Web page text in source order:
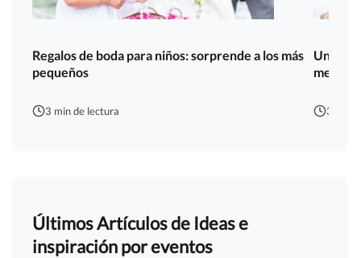
Regalos de boda para niños: sorprende a los más
pequeños
3 min de lectura
medida
3 min
Últimos Artículos de Ideas e
inspiración por eventos